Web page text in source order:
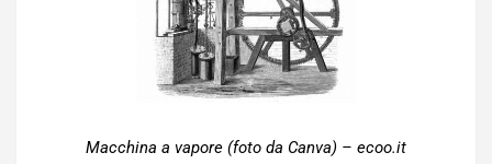
Macchina a vapore (foto da Canva) – ecoo.it